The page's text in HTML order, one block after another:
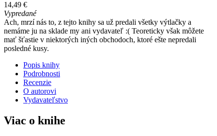
14,49 €
Vypredané
Ach, mrzí nás to, z tejto knihy sa už predali všetky výtlačky a
nemáme ju na sklade my ani vydavateľ :( Teoreticky však môžete
mať šťastie v niektorých iných obchodoch, ktoré ešte nepredali
posledné kusy.
Popis knihy
Podrobnosti
Recenzie
O autorovi
Vydavateľstvo
Viac o knihe